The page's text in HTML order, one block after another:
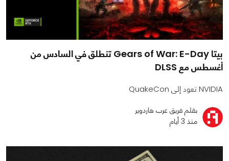
بيتا Gears of War: E-Day تنطلق في السادس من
أغسطس مع DLSS
NVIDIA تعود إلى QuakeCon
بقلم فريق عرب هاردوير
منذ 3 أيام